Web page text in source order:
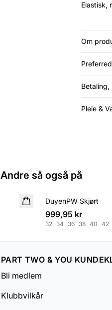
Elastisk,
Om
Pleie &
Andre så også på
NYHET
DuyenPW Skjørt
999,95 kr
32 34 36 38 40 42
PART TWO & YOU
Bli medlem
Klubbvilkår